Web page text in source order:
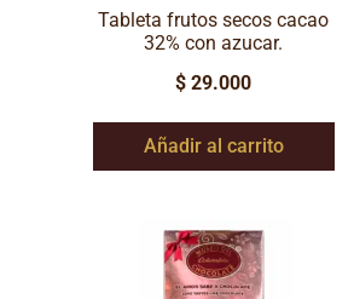
Tableta frutos secos cacao
32% con azucar.
$ 29.000
Añadir al carrito